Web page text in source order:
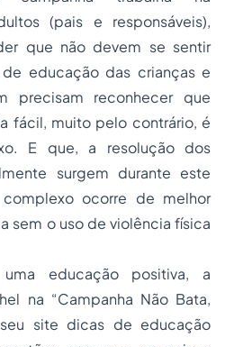
(pais e responsáveis),
que não devem se sentir
educação das crianças e
precisam reconhecer que
fácil, muito pelo contrário, é
E que, a resolução dos
surgem durante este
ocorre de melhor
sem o uso de violência física
educação positiva, a
na “Campanha Não Bata,
site dicas de educação